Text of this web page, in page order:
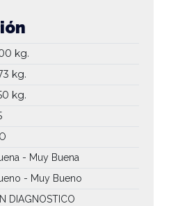
kg.
kg.
kg.
- Muy Buena
- Muy Bueno
DIAGNOSTICO